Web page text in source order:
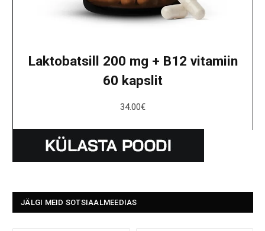
Laktobatsill 200 mg + B12 vitamiin
60 kapslit
34.00€
JÄLGI MEID SOTSIAALMEEDIAS